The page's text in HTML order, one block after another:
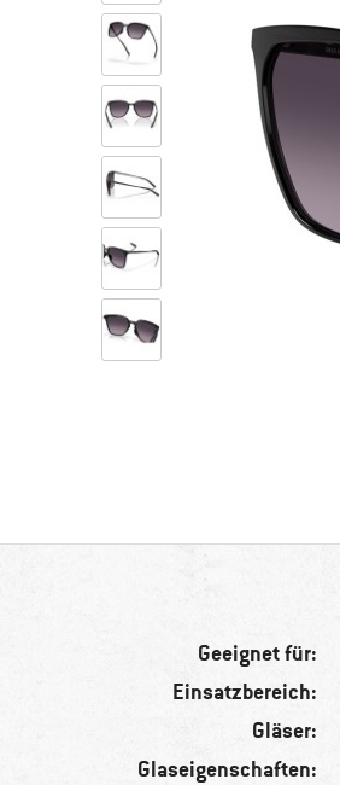
Geeignet für:
Einsatzbereich:
Gläser:
Glaseigenschaften: